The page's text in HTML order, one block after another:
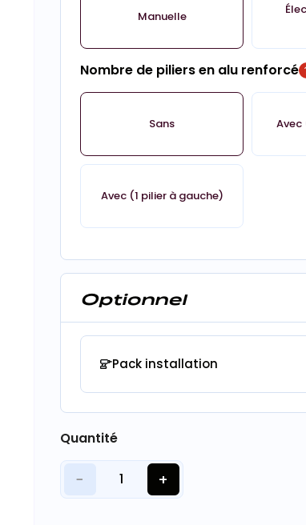
Manuelle
Nombre de piliers en alu renforcé
Sans Avec
Avec (1 pilier à gauche)
Optionnel
Pack installation
Quantité
− 1 +